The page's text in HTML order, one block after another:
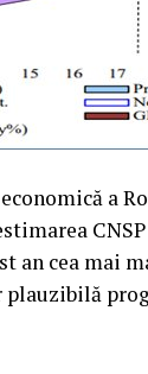
a
cea mai